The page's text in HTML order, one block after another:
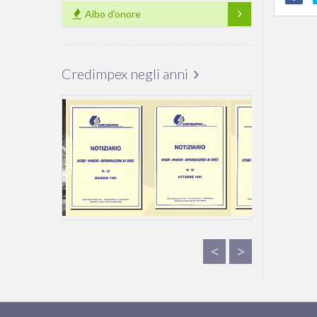
Albo d'onore
Credimpex negli anni
<
< >
>